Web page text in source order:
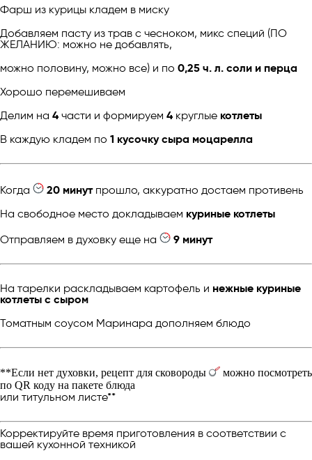
Фарш из курицы кладем в миску
Добавляем пасту из трав с чесноком, микс специй (ПО
ЖЕЛАНИЮ: можно не добавлять,
можно половину, можно все) и по 0,25 ч. л. соли и перца
Хорошо перемешиваем
Делим на 4 части и формируем 4 круглые котлеты
В каждую кладем по 1 кусочку сыра моцарелла
Когда 20 минутпрошло, аккуратно достаем противень
На свободное место докладываем куриные котлеты
Отправляем в духовку еще на
9 минут
На тарелки раскладываем картофель и нежные куриные
котлеты с сыром
Томатным соусом Маринара дополняем блюдо
**Если нет духовки, рецепт для сковороды
можно посмотреть
по QR коду на пакете блюда
или титульном листе**
Корректируйте время приготовления в соответствии с
вашей кухонной техникой